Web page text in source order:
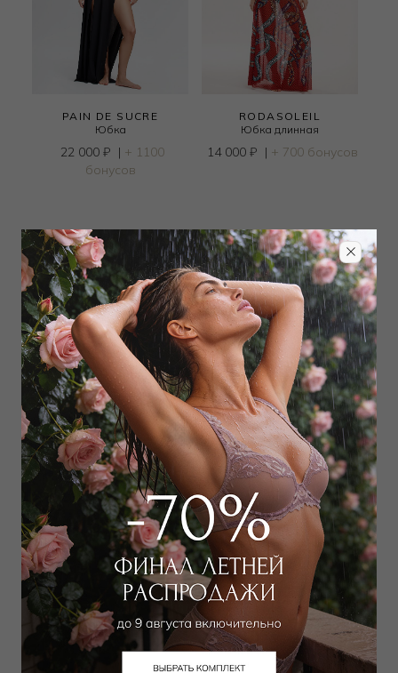
PAIN DE SUCRE
Юбка
22 000 ₽ | + 1100
бонусов
RODASOLEIL
Юбка длинная
14 000 ₽ | + 700 бонусов
RODASOLEIL
Юбка
14 000 ₽ | + 700 бонусов
BEATRICE
Юбка
3 825 ₽ 18 000₽